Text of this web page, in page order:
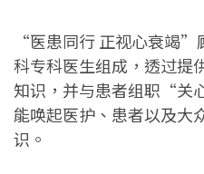
“医患同行 正视心衰竭”
科专科医生组成，透过提
知识，并与患者组职“关
能唤起医护、患者以及大
识。